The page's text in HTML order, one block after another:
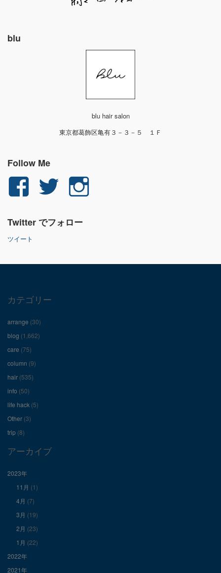
blu
blu hair salon
東京都葛飾区亀有３－３－５ １Ｆ
Follow Me
yuichi.fujita.351
ん
ロ
フ
ィ
ー
ル
を
Facebook
で
示
yu_1_fjt
ん
Twitter でフォロー
ツイート
カテゴリー
arrange (30)
blog (1,662)
care (75)
column (9)
hair (535)
info (50)
life hack (5)
Other (3)
trip (8)
アーカイブ
2023年
11月 (1)
4月 (7)
3月 (19)
2月 (23)
1月 (22)
2022年
2021年